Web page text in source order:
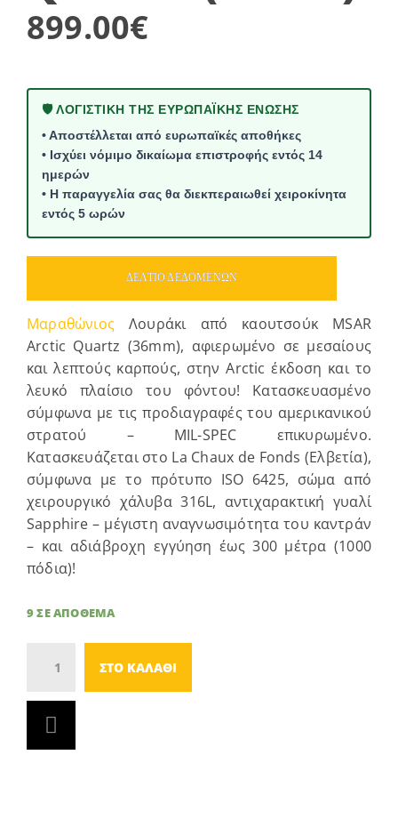
899.00€
🛡️ ΛΟΓΙΣΤΙΚΗ ΤΗΣ ΕΥΡΩΠΑΪΚΗΣ ΕΝΩΣΗΣ
• Αποστέλλεται από ευρωπαϊκές αποθήκες
• Ισχύει νόμιμο δικαίωμα επιστροφής εντός 14
ημερών
• Η παραγγελία σας θα διεκπεραιωθεί χειροκίνητα
εντός 5 ωρών
ΔΕΛΤΙΟ ΔΕΔΟΜΕΝΩΝ
Μαραθώνιος Λουράκι από καουτσούκ MSAR
Arctic Quartz (36mm), αφιερωμένο σε μεσαίους
και λεπτούς καρπούς, στην Arctic έκδοση και το
λευκό πλαίσιο του φόντου! Κατασκευασμένο
σύμφωνα με τις προδιαγραφές του αμερικανικού
στρατού – MIL-SPEC επικυρωμένο.
Κατασκευάζεται στο La Chaux de Fonds (Ελβετία),
σύμφωνα με το πρότυπο ISO 6425, σώμα από
χειρουργικό χάλυβα 316L, αντιχαρακτική γυαλί
Sapphire – μέγιστη αναγνωσιμότητα του καντράν
– και αδιάβροχη εγγύηση έως 300 μέτρα (1000
πόδια)!
9 ΣΕ ΑΠΌΘΕΜΑ
ΣΤΟ ΚΑΛΆΘΙ